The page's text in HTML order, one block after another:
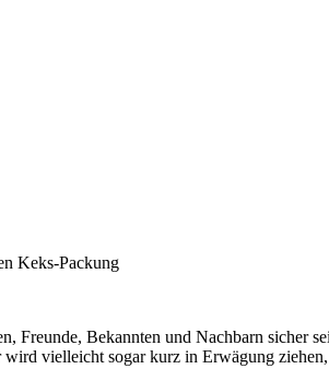
Keks-Packung
Bekannten und Nachbarn sicher
vielleicht sogar kurz in Erwägung